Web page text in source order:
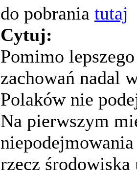
do pobrania tutaj
Cytuj:
Pomimo
zachowań nadal
Polaków nie
Na pierwszym
niepodejmowania
rzecz środowiska